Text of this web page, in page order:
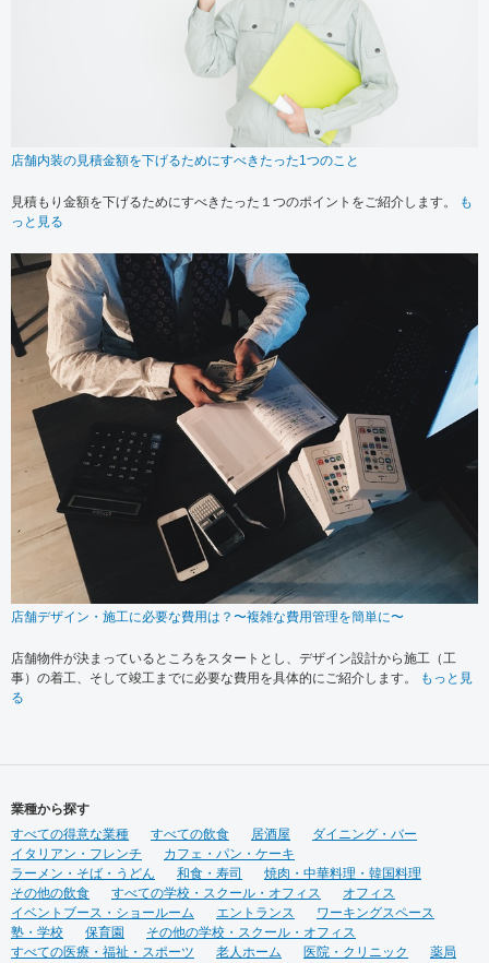
店舗内装の見積金額を下げるためにすべきたった1つのこと
見積もり金額を下げるためにすべきたった１つのポイントをご紹介します。
も
っと見る
店舗デザイン・施工に必要な費用は？〜複雑な費用管理を簡単に〜
店舗物件が決まっているところをスタートとし、デザイン設計から施工（工
事）の着工、そして竣工までに必要な費用を具体的にご紹介します。
もっと見
る
業種から探す
すべての得意な業種
すべての飲食 居酒屋
ダイニング・バー
イタリアン・フレンチ
カフェ・パン・ケーキ
ラーメン・そば・うどん
和食・寿司
焼肉・中華料理・韓国料理
その他の飲食
すべての学校・スクール・オフィス
オフィス
イベントブース・ショールーム
エントランス
ワーキングスペース
塾・学校
保育園
その他の学校・スクール・オフィス
すべての医療・福祉・スポーツ
老人ホーム 医院・クリニック
薬局